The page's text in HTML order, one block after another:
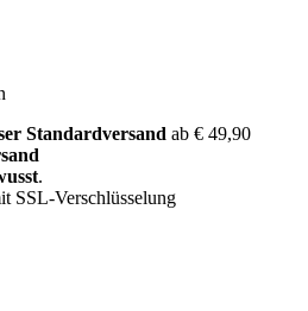
Standardversand ab € 49,90
.
SSL-Verschlüsselung